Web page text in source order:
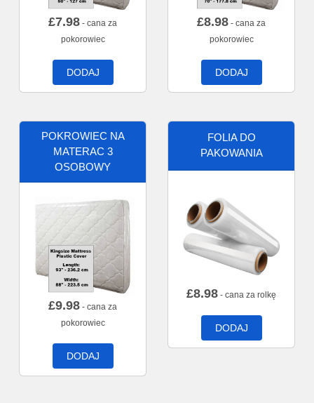
£7.98 - cana za
pokorowiec
DODAJ
£8.98 - cana za
pokorowiec
DODAJ
POKROWIEC NA
MATERAC 3
OSOBOWY
£9.98 - cana za
pokorowiec
DODAJ
FOLIA DO
PAKOWANIA
£8.98 - cana za rolkę
DODAJ